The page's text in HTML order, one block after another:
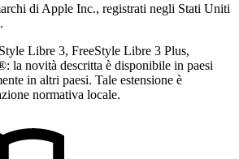
di Apple Inc., registrati negli Stati Uniti
Libre 3, FreeStyle Libre 3 Plus,
la novità descritta è disponibile in paesi
in altri paesi. Tale estensione è
normativa locale.